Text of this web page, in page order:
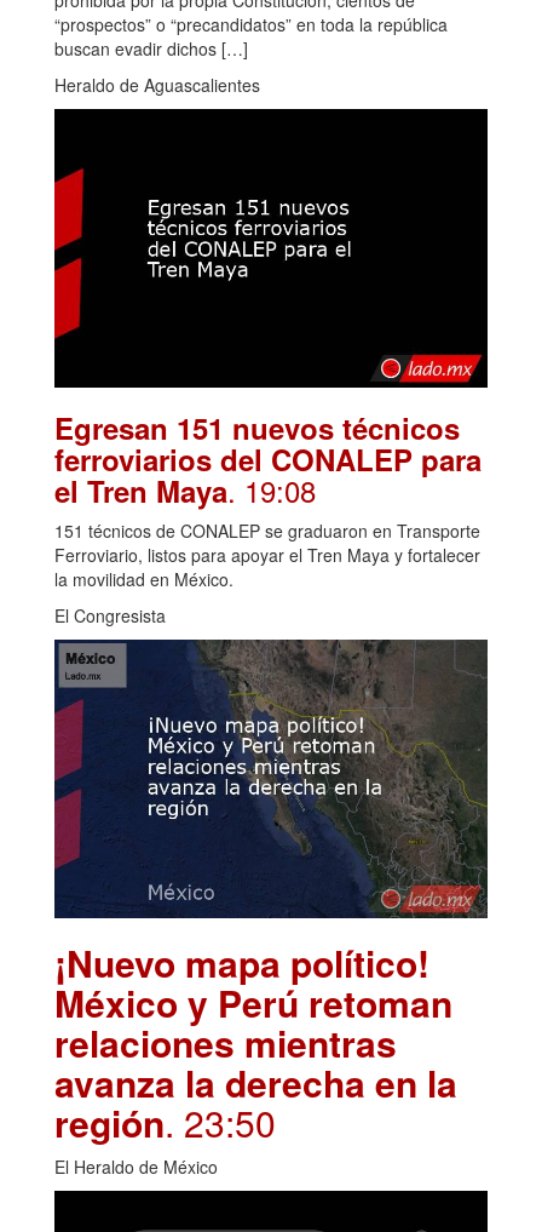
“prospectos” o “precandidatos” en toda la república
buscan evadir dichos […]
Heraldo de Aguascalientes
Egresan 151 nuevos técnicos
ferroviarios del CONALEP para
el Tren Maya. 19:08
151 técnicos de CONALEP se graduaron en Transporte
Ferroviario, listos para apoyar el Tren Maya y fortalecer
la movilidad en México.
El Congresista
¡Nuevo mapa político!
México y Perú retoman
relaciones mientras
avanza la derecha en la
región. 23:50
El Heraldo de México